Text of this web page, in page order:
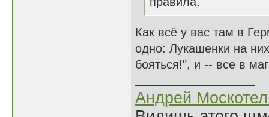
Как всё у вас там в
одно: Лукашенки на
бояться!", и -- все в
Андрей